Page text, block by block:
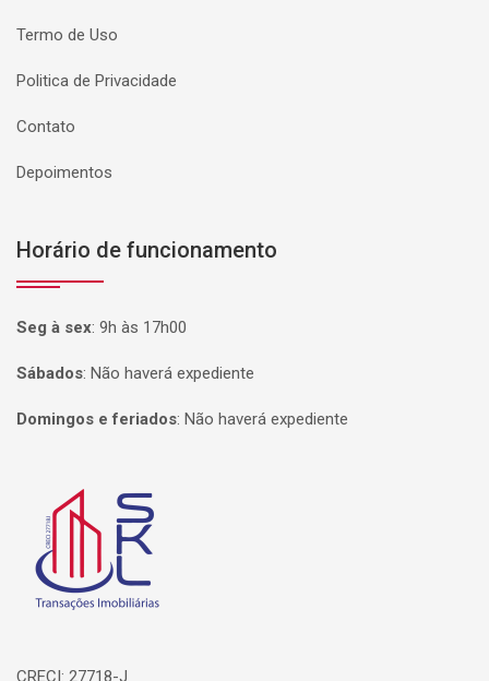
Termo de Uso
Politica de Privacidade
Contato
Depoimentos
Horário de funcionamento
Seg à sex: 9h às 17h00
Sábados: Não haverá expediente
Domingos e feriados: Não haverá expediente
Página inicial
CRECI: 27718-J